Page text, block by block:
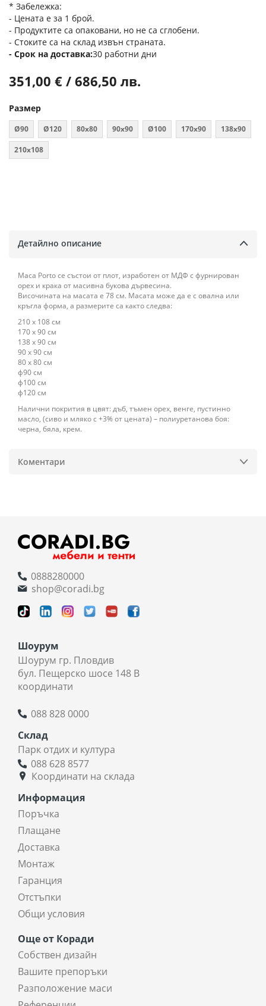
* Забележка:
- Цената е за 1 брой.
- Продуктите са опаковани, но не са сглобени.
- Стоките са на склад извън страната.
Срок на доставка 30 работни дни
351,00 € / 686,50 лв.
Размер
Ø90 Ø120 80х80 90х90 Ø100 170x90 138x90
210x108
Детайлно описание
Маса Porto се състои от плот, изработен от МДФ с фурнирован
орех и крака от масивна букова дървесина.
Височината на масата е 78 см. Масата може да е с овална или
кръгла форма, а размерите са както следва:
210 х 108 см
170 х 90 см
138 х 90 см
90 х 90 см
80 х 80 см
ф90 см
ф100 см
ф120 см
Налични покрития в цвят: дъб, тъмен орех, венге, пустинно
масло, (сиво и мляко с +3% от цената) – полиуретанова боя:
черна, бяла, крем.
Коментари
0888280000
shop@coradi.bg
Шоурум
Шоурум гр. Пловдив
бул. Пещерско шосе 148 В
координати
088 828 0000
Склад
Парк отдих и култура
088 628 8577
Координати на склада
Информация
Поръчка
Плащане
Доставка
Монтаж
Гаранция
Отстъпки
Общи условия
Още от Коради
Собствен дизайн
Вашите препоръки
Разположение маси